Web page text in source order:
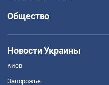
Общество
Новости Украины
Киев
Запорожье